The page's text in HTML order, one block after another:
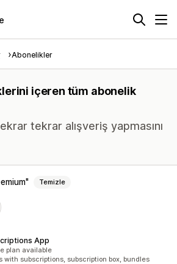
Abonelikler
içeren tüm abonelik
tekrar alışveriş yapmasını
Temizle
App
plan available
with subscriptions, subscription box, bundles